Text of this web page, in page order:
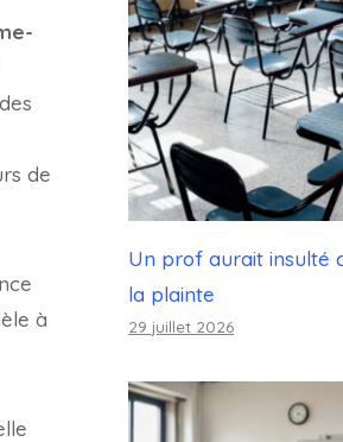
de
à
Un prof aurait insulté
la plainte
29 juillet 2026